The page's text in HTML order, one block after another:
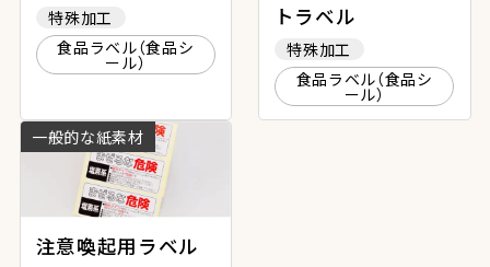
特殊加工
食品ラベル（食品シ
ール）
トラベル
特殊加工
食品ラベル（食品シ
ール）
一般的な紙素材
注意喚起用ラベル